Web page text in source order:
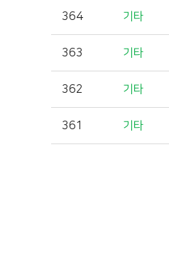
364 기타
363 기타
362 기타
361 기타